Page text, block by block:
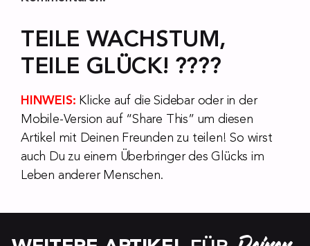
TEILE WACHSTUM,
TEILE GLÜCK! ????
HINWEIS: Klicke auf die Sidebar oder in der
Mobile-Version auf “Share This” um diesen
Artikel mit Deinen Freunden zu teilen! So wirst
auch Du zu einem Überbringer des Glücks im
Leben anderer Menschen.